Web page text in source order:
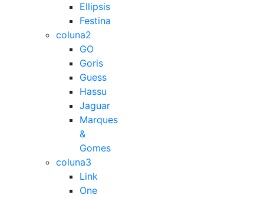
Ellipsis
Festina
coluna2
GO
Goris
Guess
Hassu
Jaguar
Marques
&
Gomes
coluna3
Link
One